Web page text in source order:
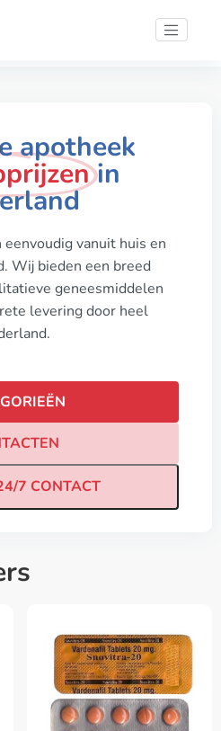
apotheek
in
vanuit huis en
Wij bieden een breed
geneesmiddelen
levering door heel
7 CONTACT